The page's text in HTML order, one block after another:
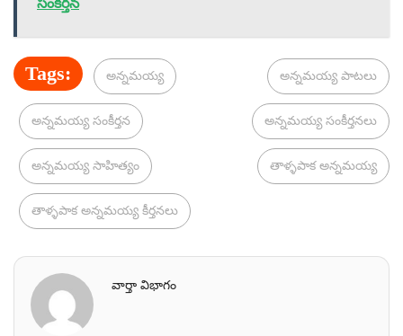
సంకీర్తన
Tags: అన్నమయ్య అన్నమయ్య పాటలు
అన్నమయ్య సంకీర్తన అన్నమయ్య సంకీర్తనలు
అన్నమయ్య సాహిత్యం తాళ్ళపాక అన్నమయ్య
తాళ్ళపాక అన్నమయ్య కీర్తనలు
వార్తా విభాగం